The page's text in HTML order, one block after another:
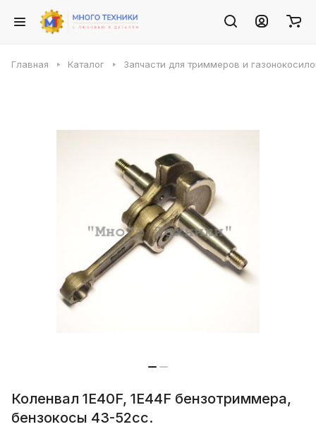
Главная Каталог Запчасти для триммеров и
Коленвал 1E40F, 1E44F бензотриммера,
бензокосы 43-52cc.